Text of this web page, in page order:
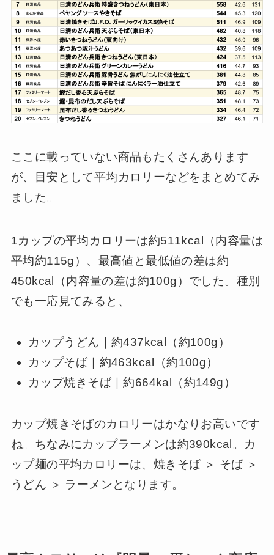
ここに載っていない商品もたくさんあります
が、目安として平均カロリーなどをまとめてみ
ました。
1カップの平均カロリーは約511kcal（内容量は
平均約115g）、最高値と最低値の差は約
450kcal（内容量の差は約100g）でした。種別
でも一応見てみると、
カップうどん｜約437kcal（約100g）
カップそば｜約463kcal（約100g）
カップ焼きそば｜約664kal（約149g）
カップ焼きそばのカロリーはかなりお高いです
ね。ちなみにカップラーメンは約390kcal。カ
ップ麺の平均カロリーは、焼きそば ＞ そば ＞
うどん ＞ ラーメンとなります。